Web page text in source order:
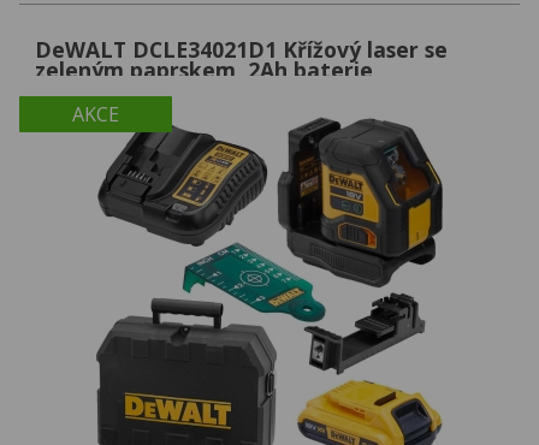
AKCE
DeWALT DCLE34021D1 Křížový laser se
zeleným paprskem, 2Ah baterie